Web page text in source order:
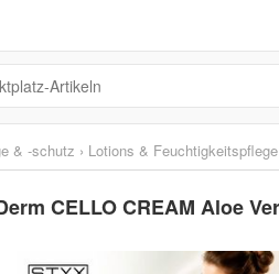
& -schutz › Lotions & Feuchtigkeitspflege
CELLO CREAM Aloe